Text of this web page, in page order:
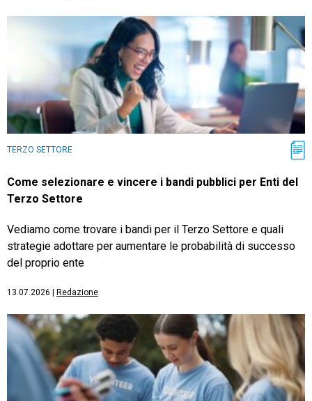
TERZO SETTORE
Come selezionare e vincere i bandi pubblici per Enti del
Terzo Settore
Vediamo come trovare i bandi per il Terzo Settore e quali
strategie adottare per aumentare le probabilità di successo
del proprio ente
13.07.2026 | Redazione